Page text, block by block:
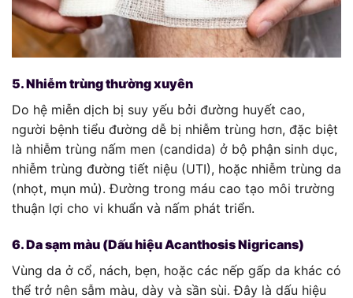
5. Nhiễm trùng thường xuyên
Do hệ miễn dịch bị suy yếu bởi đường huyết cao,
người bệnh tiểu đường dễ bị nhiễm trùng hơn, đặc biệt
là nhiễm trùng nấm men (candida) ở bộ phận sinh dục,
nhiễm trùng đường tiết niệu (UTI), hoặc nhiễm trùng da
(nhọt, mụn mủ). Đường trong máu cao tạo môi trường
thuận lợi cho vi khuẩn và nấm phát triển.
6. Da sạm màu (Dấu hiệu Acanthosis Nigricans)
Vùng da ở cổ, nách, bẹn, hoặc các nếp gấp da khác có
thể trở nên sẫm màu, dày và sần sùi. Đây là dấu hiệu